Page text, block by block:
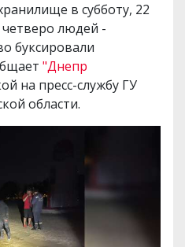
в субботу, 22
четверо людей -
буксировали
"Днепр
на пресс-службу ГУ
области.